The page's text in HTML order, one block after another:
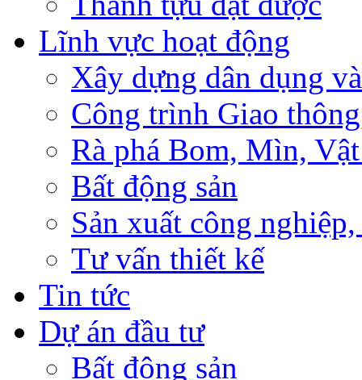
Lĩnh vực hoạt động
Xây dựng dân dụng
Công trình Giao
Rà phá Bom, Mìn,
Bất động sản
Sản xuất công
Tư vấn thiết kế
Tin tức
Dự án đầu tư
Bất động sản